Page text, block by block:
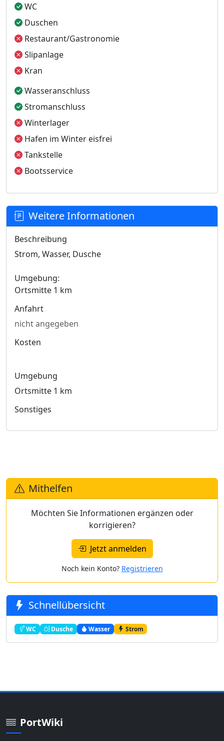
WC
Duschen
Restaurant/Gastronomie
Slipanlage
Kran
Wasseranschluss
Stromanschluss
Winterlager
Hafen im Winter eisfrei
Tankstelle
Bootsservice
Weitere Informationen
Beschreibung
Strom, Wasser, Dusche
Umgebung:
Ortsmitte 1 km
Anfahrt
nicht angegeben
Kosten
Umgebung
Ortsmitte 1 km
Sonstiges
Mithelfen
Möchten Sie Informationen ergänzen oder
korrigieren?
Jetzt anmelden
Noch kein Konto? Registrieren
Schnellübersicht
WC Dusche Wasser Strom
PortWiki